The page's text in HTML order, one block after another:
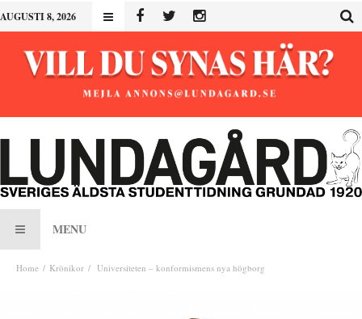
AUGUSTI 8, 2026
MENU
Home Krönikor Universiteten – konformismens nya högborg